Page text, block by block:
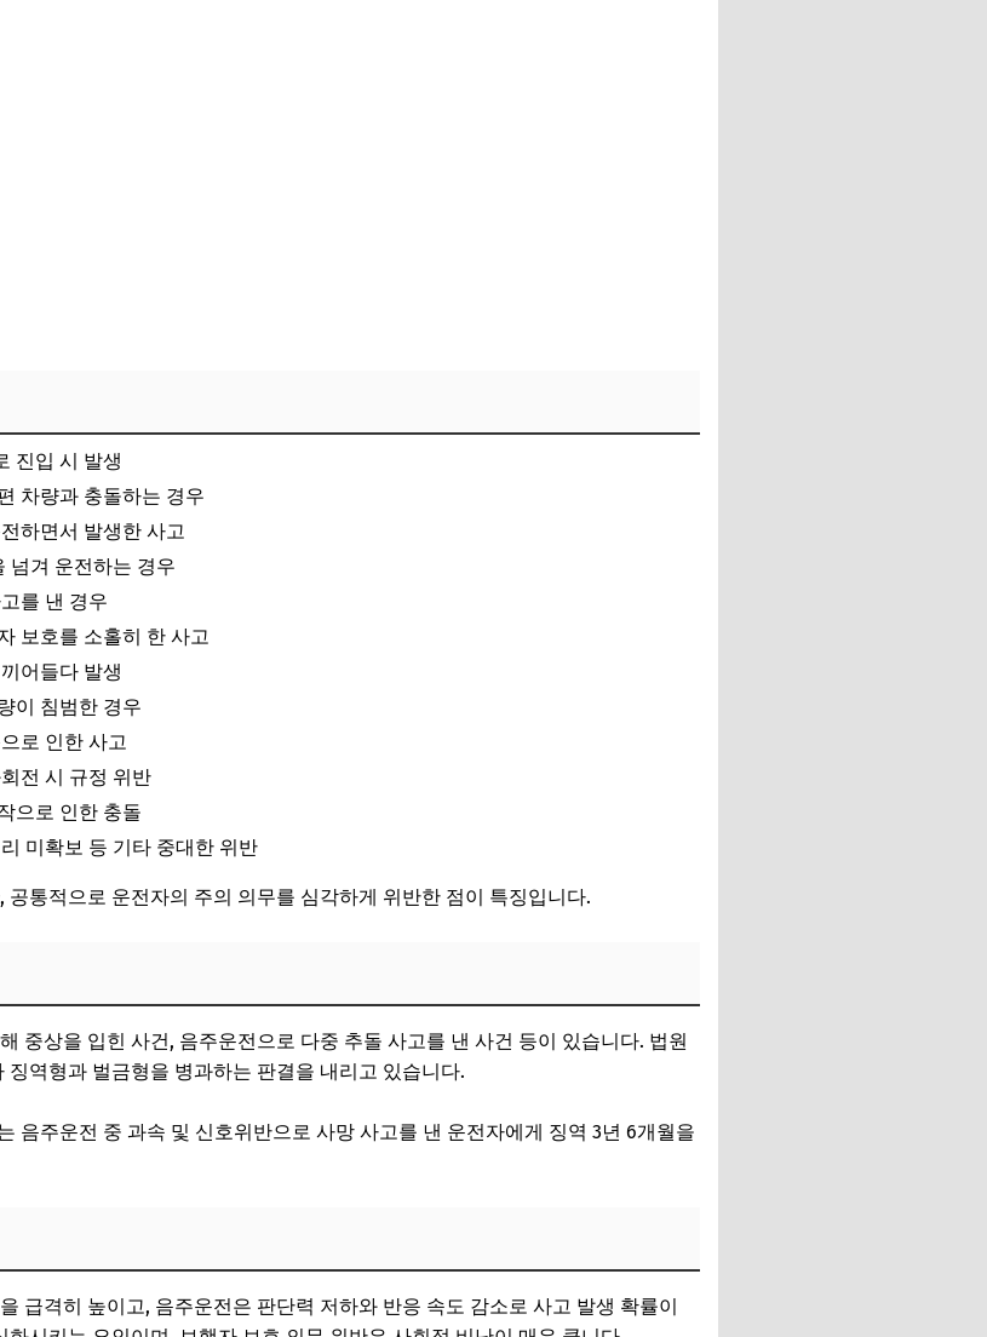
진입 시 발생
차량과 충돌하는 경우
하면서 발생한 사고
넘겨 운전하는 경우
를 낸 경우
보호를 소홀히 한 사고
어들다 발생
이 침범한 경우
로 인한 사고
전 시 규정 위반
으로 인한 충돌
미확보 등 기타 중대한 위반
통적으로 운전자의 주의 의무를 심각하게 위반한 점이 특징입니다.
중상을 입힌 사건, 음주운전으로 다중 추돌 사고를 낸 사건 등이 있습니다. 법원
역형과 벌금형을 병과하는 판결을 내리고 있습니다.
음주운전 중 과속 및 신호위반으로 사망 사고를 낸 운전자에게 징역 3년 6개월을
급격히 높이고, 음주운전은 판단력 저하와 반응 속도 감소로 사고 발생 확률이